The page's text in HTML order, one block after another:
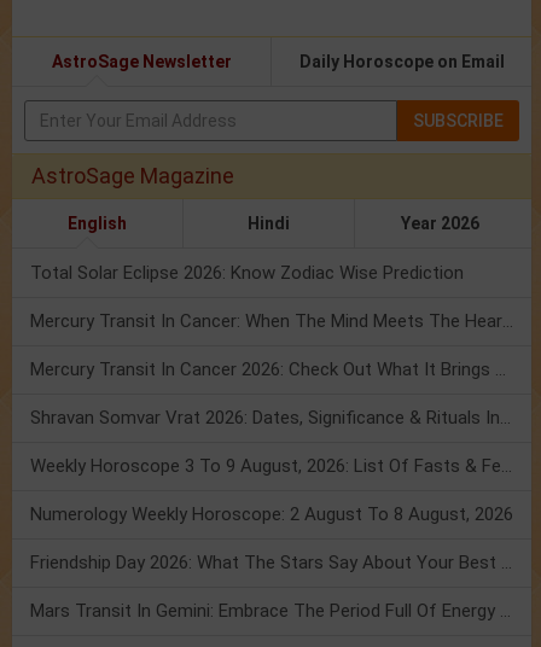
AstroSage Newsletter Daily Horoscope on Email
SUBSCRIBE
AstroSage Magazine
English Hindi Year 2026
Total Solar Eclipse 2026: Know Zodiac Wise Prediction
Mercury Transit In Cancer: When The Mind Meets The Heart!
Mercury Transit In Cancer 2026: Check Out What It Brings For You
Shravan Somvar Vrat 2026: Dates, Significance & Rituals In August
Weekly Horoscope 3 To 9 August, 2026: List Of Fasts & Festivals
Numerology Weekly Horoscope: 2 August To 8 August, 2026
Friendship Day 2026: What The Stars Say About Your Best Friend!
Mars Transit In Gemini: Embrace The Period Full Of Energy & Intelligence